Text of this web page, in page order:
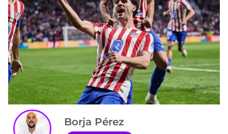
Borja Pérez